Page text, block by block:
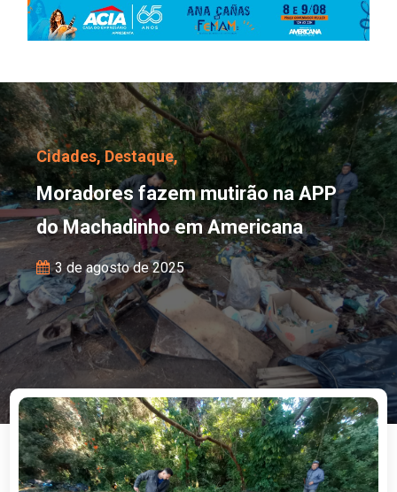
Moradores fazem
Cidades,Destaque,
Moradores fazem mutirão na APP
do Machadinho em Americana
3 de agosto de 2025